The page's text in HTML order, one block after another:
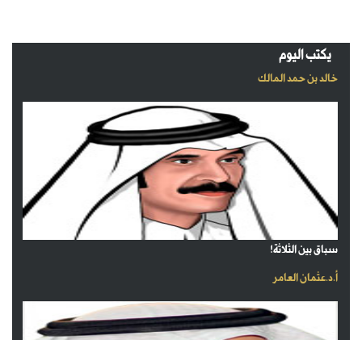
يكتب اليوم
خالد بن حمد المالك
سباق بين الثلاثة!
أ.د.عثمان العامر